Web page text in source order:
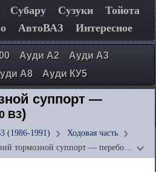
Субару Сузуки
Тойота
АвтоВАЗ Интересное
Ауди А2
Ауди А3
А8 Ауди КУ5
суппорт —
B3)
(1986-1991)
Ходовая часть
тормозной суппорт — перебо…